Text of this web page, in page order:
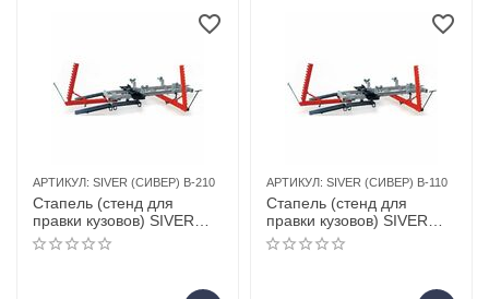
АРТИКУЛ: SIVER (СИВЕР) B-210
Стапель (стенд для
правки кузовов) SIVER
(сивер) B-210
АРТИКУЛ: SIVER (СИВЕР) B-110
Стапель (стенд для
правки кузовов) SIVER
(сивер) B-110